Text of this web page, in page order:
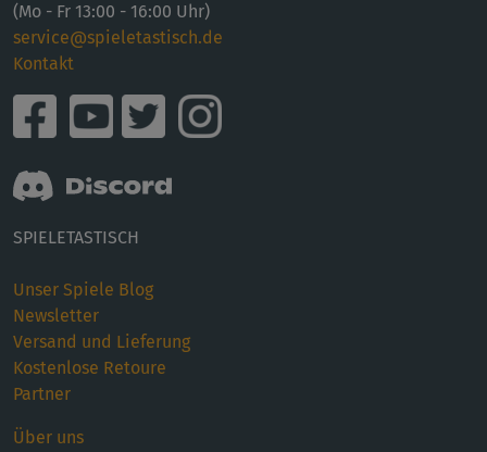
(Mo - Fr 13:00 - 16:00 Uhr)
service@spieletastisch.de
Kontakt
SPIELETASTISCH
Unser Spiele Blog
Newsletter
Versand und Lieferung
Kostenlose Retoure
Partner
Über uns